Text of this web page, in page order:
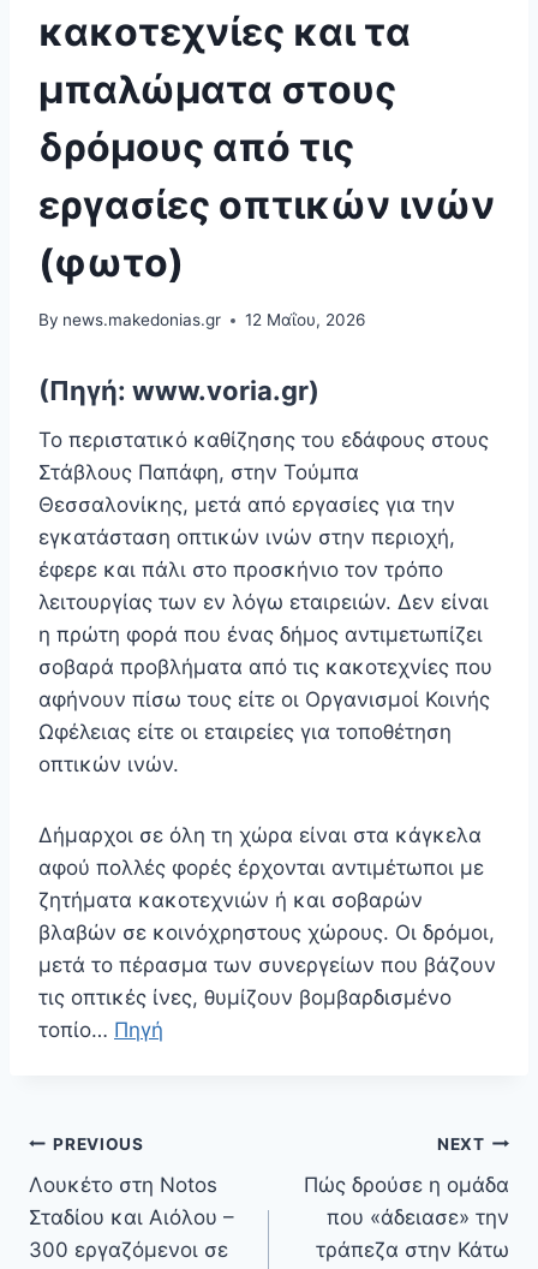
κακοτεχνίες και τα
μπαλώματα στους
δρόμους από τις
εργασίες οπτικών ινών
(φωτο)
By news.makedonias.gr 12 Μαΐου, 2026
(Πηγή: www.voria.gr)
Το περιστατικό καθίζησης του εδάφους στους
Στάβλους Παπάφη, στην Τούμπα
Θεσσαλονίκης, μετά από εργασίες για την
εγκατάσταση οπτικών ινών στην περιοχή,
έφερε και πάλι στο προσκήνιο τον τρόπο
λειτουργίας των εν λόγω εταιρειών. Δεν είναι
η πρώτη φορά που ένας δήμος αντιμετωπίζει
σοβαρά προβλήματα από τις κακοτεχνίες που
αφήνουν πίσω τους είτε οι Οργανισμοί Κοινής
Ωφέλειας είτε οι εταιρείες για τοποθέτηση
οπτικών ινών.
Δήμαρχοι σε όλη τη χώρα είναι στα κάγκελα
αφού πολλές φορές έρχονται αντιμέτωποι με
ζητήματα κακοτεχνιών ή και σοβαρών
βλαβών σε κοινόχρηστους χώρους. Οι δρόμοι,
μετά το πέρασμα των συνεργείων που βάζουν
τις οπτικές ίνες, θυμίζουν βομβαρδισμένο
τοπίο… Πηγή
Πλοήγηση
άρθρων
PREVIOUS
Λουκέτο στη Notos
Σταδίου και Αιόλου –
300 εργαζόμενοι σε
NEXT
Πώς δρούσε η ομάδα
που «άδειασε» την
τράπεζα στην Κάτω